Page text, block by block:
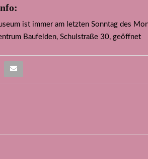
ist immer am letzten Sonntag des
Baufelden, Schulstraße 30, geöffnet